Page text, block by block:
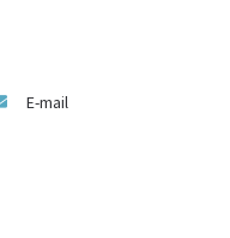
E-mail